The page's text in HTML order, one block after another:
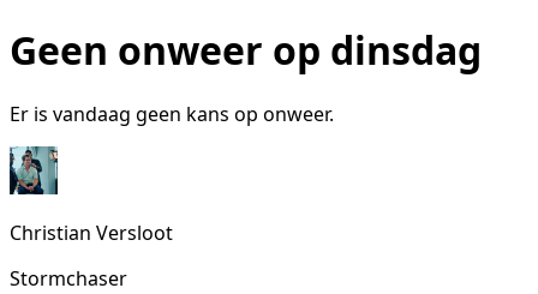
Geen onweer op dinsdag
Er is vandaag geen kans op onweer.
Christian Versloot
Stormchaser